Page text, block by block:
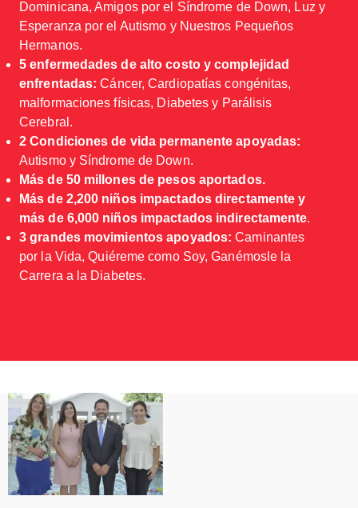
Dominicana, Amigos por el Síndrome de Down, Luz y
Esperanza por el Autismo y Nuestros Pequeños
Hermanos.
5 enfermedades de alto costo y complejidad
enfrentadas: Cáncer, Cardiopatías congénitas,
malformaciones físicas, Diabetes y Parálisis
Cerebral.
2 Condiciones de vida permanente apoyadas:
Autismo y Síndrome de Down.
Más de 50 millones de pesos aportados.
Más de 2,200 niños impactados directamente y
más de 6,000 niños impactados indirectamente.
3 grandes movimientos apoyados: Caminantes
por la Vida, Quiéreme como Soy, Ganémosle la
Carrera a la Diabetes.